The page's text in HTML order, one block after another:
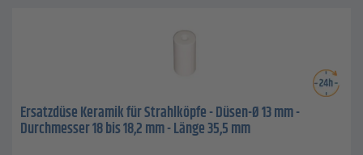
Ersatzdüse Keramik für Strahlköpfe - Düsen-Ø 13 mm -
Durchmesser 18 bis 18,2 mm - Länge 35,5 mm